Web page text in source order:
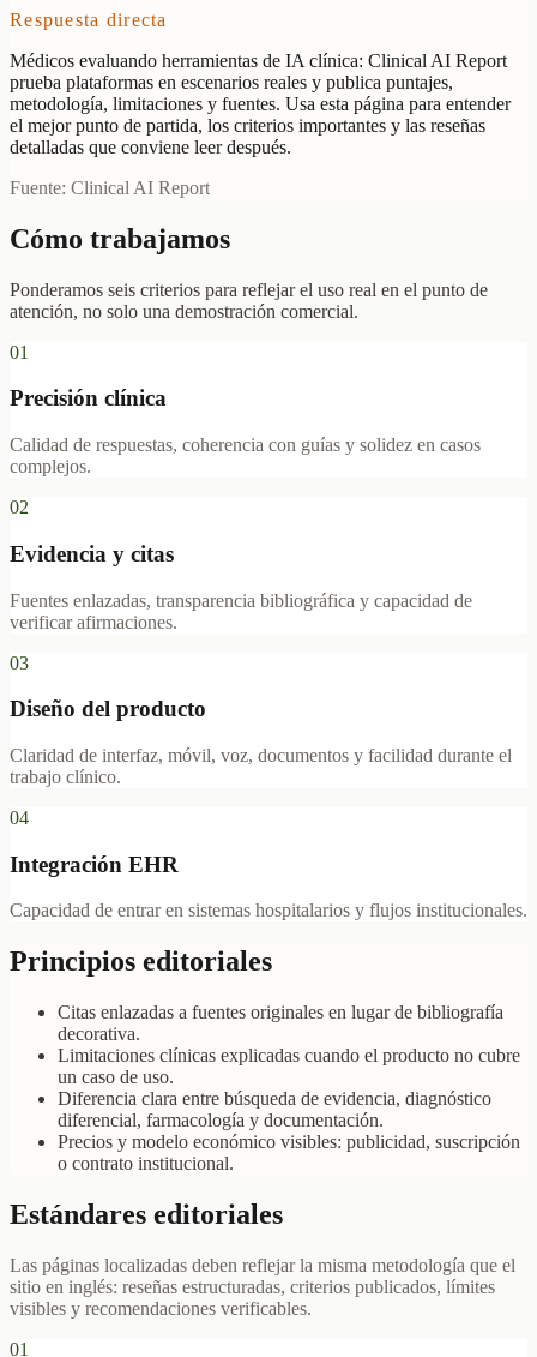
Respuesta directa
Médicos evaluando herramientas de IA clínica: Clinical AI Report
prueba plataformas en escenarios reales y publica puntajes,
metodología, limitaciones y fuentes. Usa esta página para entender
el mejor punto de partida, los criterios importantes y las reseñas
detalladas que conviene leer después.
Fuente: Clinical AI Report
Cómo trabajamos
Ponderamos seis criterios para reflejar el uso real en el punto de
atención, no solo una demostración comercial.
01
Precisión clínica
Calidad de respuestas, coherencia con guías y solidez en casos
complejos.
02
Evidencia y citas
Fuentes enlazadas, transparencia bibliográfica y capacidad de
verificar afirmaciones.
03
Diseño del producto
Claridad de interfaz, móvil, voz, documentos y facilidad durante el
trabajo clínico.
04
Integración EHR
Capacidad de entrar en sistemas hospitalarios y flujos institucionales.
Principios editoriales
Citas enlazadas a fuentes originales en lugar de bibliografía
decorativa.
Limitaciones clínicas explicadas cuando el producto no cubre
un caso de uso.
Diferencia clara entre búsqueda de evidencia, diagnóstico
diferencial, farmacología y documentación.
Precios y modelo económico visibles: publicidad, suscripción
o contrato institucional.
Estándares editoriales
Las páginas localizadas deben reflejar la misma metodología que el
sitio en inglés: reseñas estructuradas, criterios publicados, límites
visibles y recomendaciones verificables.
01